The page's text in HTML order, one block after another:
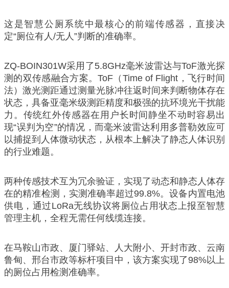
这是智慧公厕系统中最核心的前端传感器，直接决
定“厕位有人/无人”判断的准确率。
ZQ-BOIN301W采用了5.8GHz毫米波雷达与ToF激光探
测的双传感融合方案。ToF（Time of Flight，飞行时间
法）激光测距通过测量光脉冲往返时间来判断物体存在
状态，具备亚毫米级测距精度和极强的抗环境光干扰能
力。传统红外传感器在用户长时间静坐不动时容易出
现“误判为空”的情况，而毫米波雷达利用多普勒效应可
以捕捉到人体微动状态，从根本上解决了静态人体识别
的行业难题。
两种传感技术互为冗余验证，实现了动态和静态人体存
在的精准检测，实测准确率超过99.8%。设备内置电池
供电，通过LoRa无线协议将厕位占用状态上报至智慧
管理主机，全程无需任何线缆连接。
在马鞍山市政、厦门驿站、人大附小、开封市政、云南
鲁甸、邢台市政等标杆项目中，该方案实现了98%以上
的厕位占用检测准确率。